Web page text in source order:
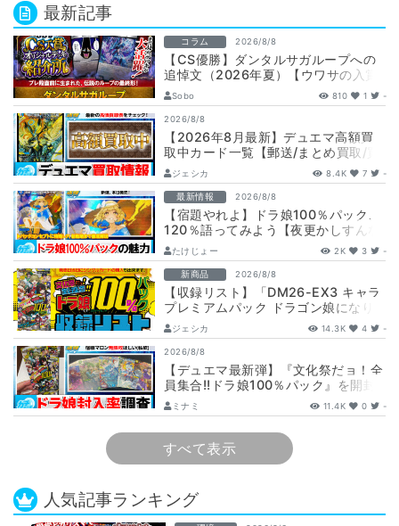
最新記事
コラム 2026/8/8
【CS優勝】ダンタルサガループへの
追悼文（2026年夏）【ウワサの入賞
オリジナルデッキ紹介所 – …
Sobo 810 1 -
2026/8/8
【2026年8月最新】デュエマ高額買
取中カード一覧【郵送/まとめ買取/買
取表/相場/金トレジャー】
ジェシカ 8.4K 7 -
最新情報 2026/8/8
【宿題やれよ】ドラ娘100％パック、
120％語ってみよう【夜更かしすんな
よ】
たけじょー 2K 3 -
新商品 2026/8/8
【収録リスト】「DM26-EX3 キャラ
プレミアムパック ドラゴン娘になり
たくないっ！ 文化祭だョ！全員集
合!…
ジェシカ 14.3K 4 -
2026/8/8
【デュエマ最新弾】『文化祭だョ！全
員集合!!ドラ娘100％パック』を開封
して封入率調査！【25周年/ドラゴン
娘…
ミナミ 11.4K 0 -
すべて表示
人気記事ランキング